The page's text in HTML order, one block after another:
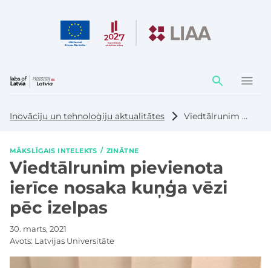
Darbības
elementi
Inovāciju un tehnoloģiju aktualitātes Viedtālrunim pievienota ierīce nosaka kuņģa vēzi pēc izelpas
MĀKSLĪGAIS INTELEKTS ZINĀTNE
Viedtālrunim pievienota
ierīce nosaka kuņģa vēzi
pēc izelpas
30. marts, 2021
Avots: Latvijas Universitāte